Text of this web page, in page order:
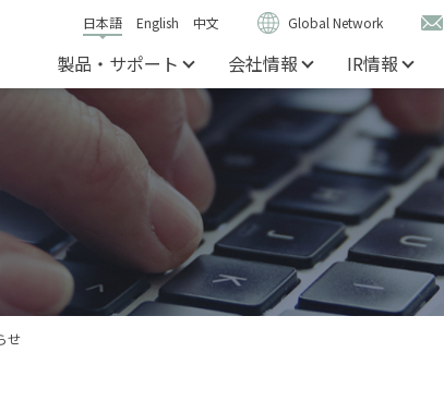
日本語 English 中文 Global Network
製品・サポート 会社情報 IR情報
せ